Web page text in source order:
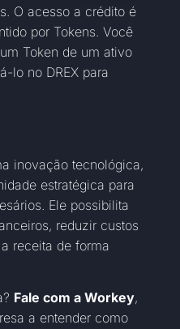
O acesso a crédito é
por Tokens. Você
Token de um ativo
lo no DREX para
inovação tecnológica,
estratégica para
Ele possibilita
reduzir custos
receita de forma
Fale com a Workey,
a entender como